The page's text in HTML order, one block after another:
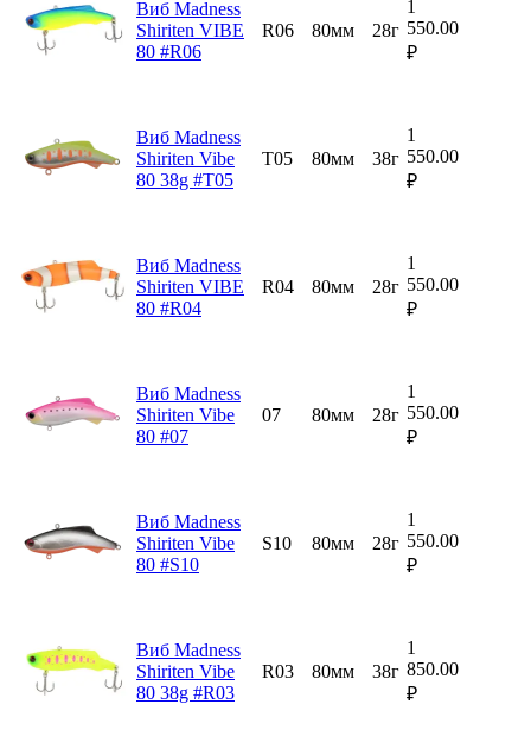
Виб Madness
Shiriten VIBE
80 #R06
R06 80мм 28г
1
550.00
₽
Виб Madness
Shiriten Vibe
80 38g #T05
T05 80мм 38г
1
550.00
₽
Виб Madness
Shiriten VIBE
80 #R04
R04 80мм 28г
1
550.00
₽
Виб Madness
Shiriten Vibe
80 #07
07 80мм 28г
1
550.00
₽
Виб Madness
Shiriten Vibe
80 #S10
S10 80мм 28г
1
550.00
₽
Виб Madness
Shiriten Vibe
80 38g #R03
R03 80мм 38г
1
850.00
₽